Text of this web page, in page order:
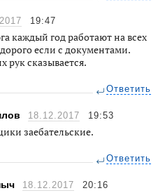
19:47
каждый год работают на всех
если с документами.
рук сказывается.
Ответить
18.12.2017 19:53
заебательские.
Ответить
18.12.2017 20:16